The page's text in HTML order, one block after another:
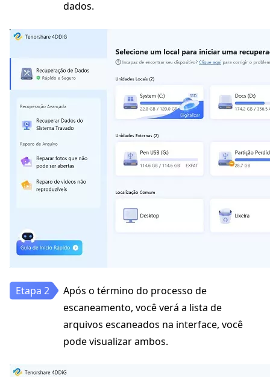
dados.
Após o término do processo de
escaneamento, você verá a lista de
arquivos escaneados na interface, você
pode visualizar ambos.